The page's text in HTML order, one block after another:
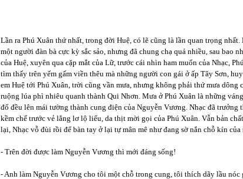
Lần ra Phú Xuân thứ nhất, trong đời Huệ, có lẽ cũng là lần quan trọng
một người đàn bà cực kỳ sắc sảo, nhưng đã chung chạ quá nhiều, sau bao
của Huệ, xuyên qua cặp mắt của Lữ, trước cái nhìn ham muốn của Nhạc,
tìm thấy trên yếm gấm viền thêu mà những người con gái ở ấp Tây Sơn,
em Huệ tới Phú Xuân, trời cũng vần mưa, nhưng không phải thứ mưa
ruộng lúa phì nhiêu quanh thành Qui Nhơn. Mưa ở Phú Xuân là những
đổ đều lên mái tường thành cung điện của Nguyễn Vương. Nhạc đã
kềm chế trước vẻ lẳng lơ lộ liểu, da thịt mời gọi của Phú Xuân. Vẫn bản
lại, Nhạc vỗ đùi rồi để bàn tay ở lại tự mân mê như đang sờ nắn chỗ kín
- Trên đời được làm Nguyễn Vương thì mới đáng sống!
- Anh làm Nguyễn Vương cho tôi một chỗ trong cung, tôi thích dãy lầu nóc